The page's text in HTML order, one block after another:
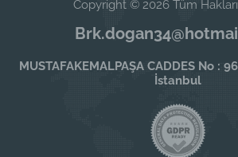
Copyright © 2026 Tüm Hakları
MUSTAFAKEMALPAŞA CADDES No
İstanbul